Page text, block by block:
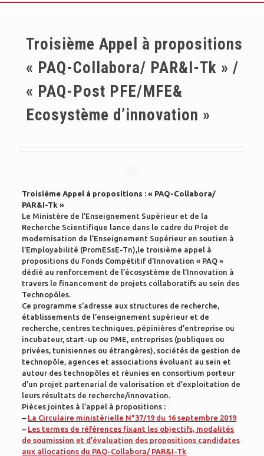
Troisième Appel à propositions
« PAQ-Collabora/ PAR&I-Tk » /
« PAQ-Post PFE/MFE&
Ecosystème d’innovation »
Troisième Appel à propositions : « PAQ-Collabora/
PAR&I-Tk »
Le Ministère de l’Enseignement Supérieur et de la
Recherche Scientifique lance dans le cadre du Projet de
modernisation de l’Enseignement Supérieur en soutien à
l’Employabilité (PromESsE-Tn),le troisième appel à
propositions du Fonds Compétitif d’Innovation « PAQ »
dédié au renforcement de l’écosystème de l’Innovation à
travers le financement de projets collaboratifs au sein des
Technopôles.
Ce programme s’adresse aux structures de recherche,
établissements de l’enseignement supérieur et de
recherche, centres techniques, pépinières d’entreprise ou
incubateur, start-up ou PME, entreprises (publiques ou
privées, tunisiennes ou étrangères), sociétés de gestion de
technopôle, agences et associations évoluant au sein et
autour des technopôles et réunies en consortium porteur
d’un projet partenarial de valorisation et d’exploitation de
leurs résultats de recherche/innovation.
Pièces jointes à l’appel à propositions :
– La Circulaire ministérielle N°37/19 du 16 septembre 2019
– Les termes de références fixant les objectifs, modalités
de soumission et d’évaluation des propositions candidates
aux allocations du PAQ-Collabora/ PAR&I-Tk